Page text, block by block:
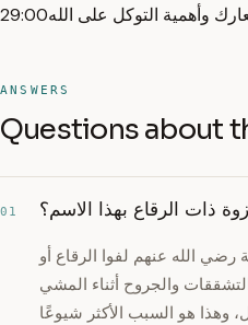
29:00وأهمية التوكل على الله
ANSWERS
Questions about
01 ذات الرقاع بهذا الاسم؟
الله عنهم لفوا الرقاع أو
والجروح أثناء المشي